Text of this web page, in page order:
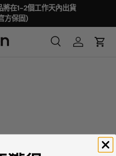
將在1-2個工作天內出貨
方保固)